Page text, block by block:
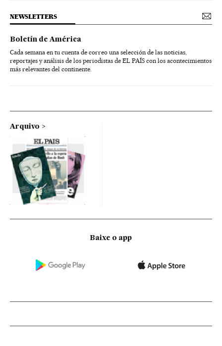
NEWSLETTERS
Boletín de América
Cada semana en tu cuenta de correo una selección de las noticias,
reportajes y análisis de los periodistas de EL PAÍS con los acontecimientos
más relevantes del continente.
Arquivo
Baixe o app